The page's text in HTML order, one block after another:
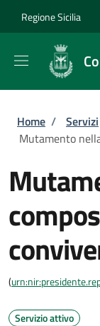
Regione Sicilia
Briciole
Home / Servizi
Mutamento
(
Servizio attivo